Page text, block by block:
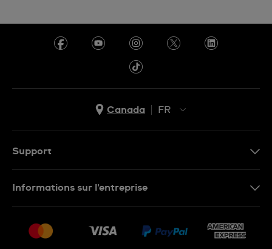
Canada
FR
Support
Conditions De Vente
Informations sur l'entreprise
Nous rejoindre